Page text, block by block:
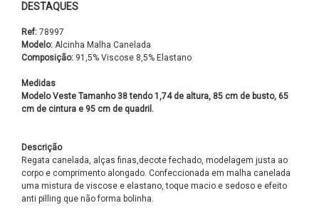
DESTAQUES
Ref: 78997
Modelo: Alcinha Malha Canelada
Composição: 91,5% Viscose 8,5% Elastano
Medidas
Modelo Veste Tamanho 38 tendo 1,74 de altura, 85 cm de busto, 65
cm de cintura e 95 cm de quadril.
Descrição
Regata canelada, alças finas,decote fechado, modelagem justa ao
corpo e comprimento alongado. Confeccionada em malha canelada
uma mistura de viscose e elastano, toque macio e sedoso e efeito
anti pilling que não forma bolinha.